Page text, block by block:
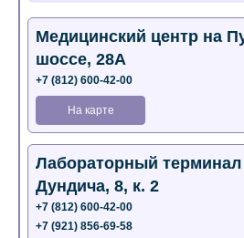
Медицинский центр на
шоссе, 28А
+7 (812) 600-42-00
На карте
Лабораторный
Дундича, 8, к. 2
+7 (812) 600-42-00
+7 (921) 856-69-58